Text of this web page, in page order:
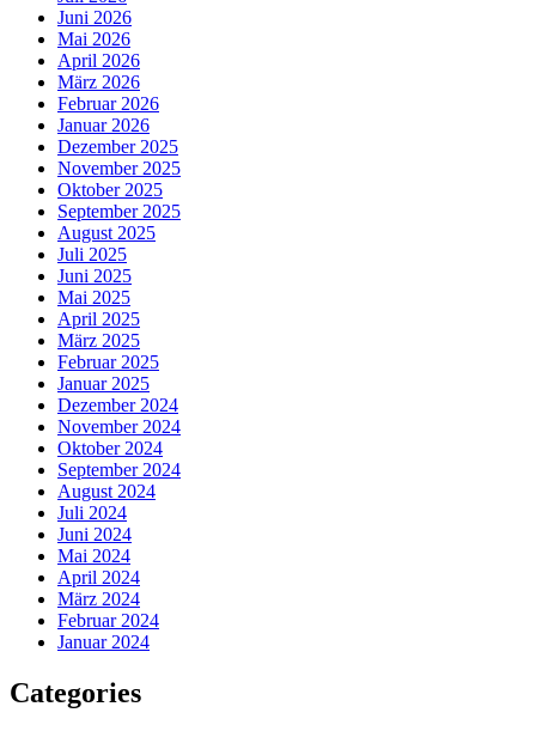
Juni 2026
Mai 2026
April 2026
März 2026
Februar 2026
Januar 2026
Dezember 2025
November 2025
Oktober 2025
September 2025
August 2025
Juli 2025
Juni 2025
Mai 2025
April 2025
März 2025
Februar 2025
Januar 2025
Dezember 2024
November 2024
Oktober 2024
September 2024
August 2024
Juli 2024
Juni 2024
Mai 2024
April 2024
März 2024
Februar 2024
Januar 2024
Categories